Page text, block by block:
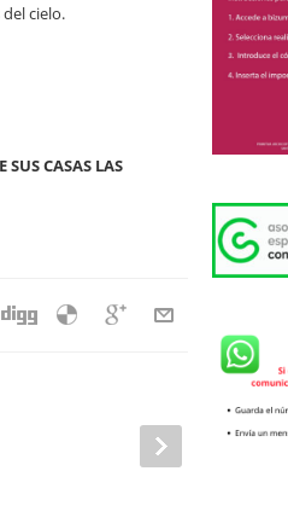
cielo.
CASAS LAS